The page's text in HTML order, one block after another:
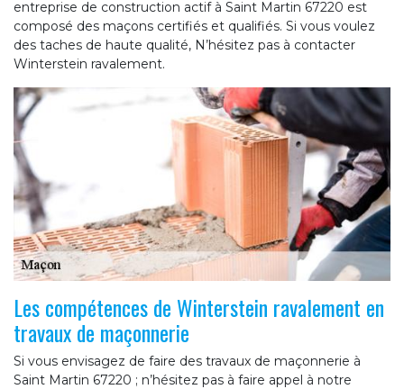
entreprise de construction actif à Saint Martin 67220 est
composé des maçons certifiés et qualifiés. Si vous voulez
des taches de haute qualité, N’hésitez pas à contacter
Winterstein ravalement.
Les compétences de Winterstein ravalement en
travaux de maçonnerie
Si vous envisagez de faire des travaux de maçonnerie à
Saint Martin 67220 ; n’hésitez pas à faire appel à notre